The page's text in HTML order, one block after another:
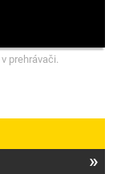
v prehrávači.
»